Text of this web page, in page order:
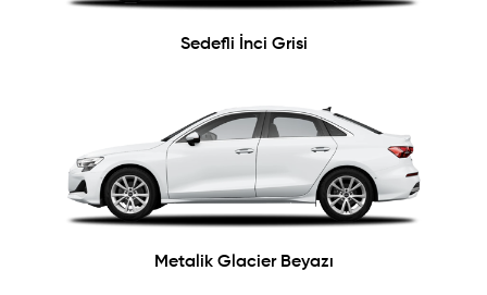
Sedefli İnci Grisi
Metalik Glacier Beyazı